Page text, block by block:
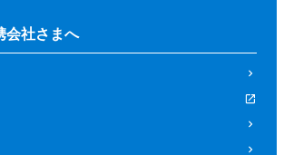
会社さまへ